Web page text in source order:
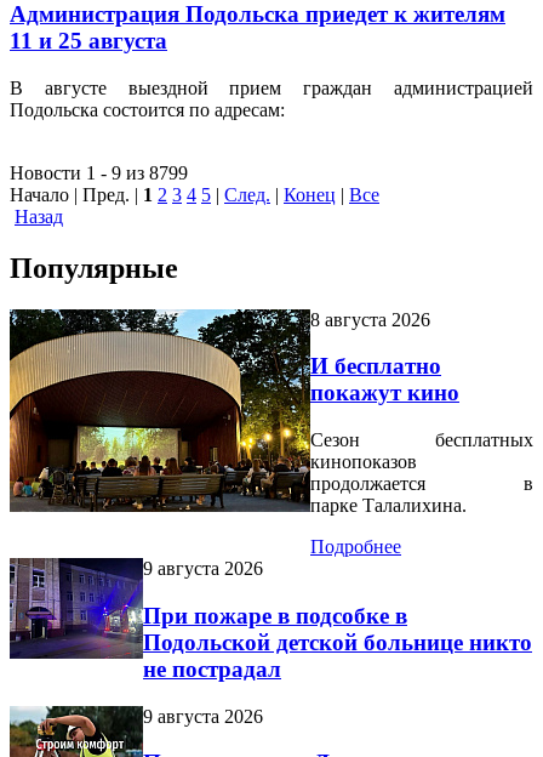
Администрация Подольска приедет к жителям
11 и 25 августа
В августе выездной прием граждан администрацией
Подольска состоится по адресам:
Новости 1 - 9 из 8799
Начало | Пред. | 1 2 3 4 5 | След. | Конец | Все
Назад
Популярные
8 августа 2026
И бесплатно
покажут кино
Сезон бесплатных
кинопоказов
продолжается в
парке Талалихина.
Подробнее
9 августа 2026
При пожаре в подсобке в
Подольской детской больнице никто
не пострадал
9 августа 2026